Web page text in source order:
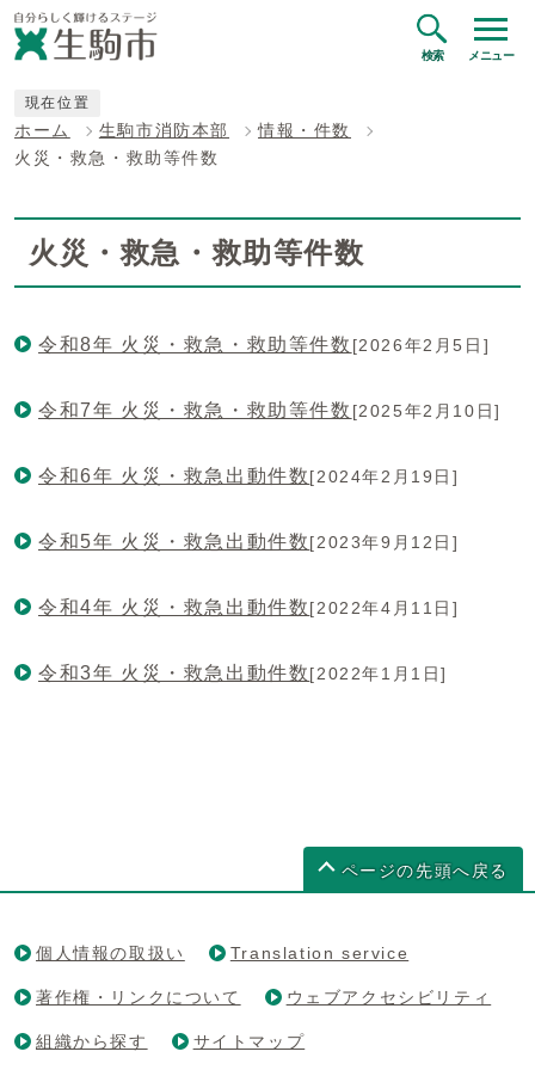
検索 メニュー
現在位置
ホーム 生駒市消防本部
情報・件数
火災・救急・救助等件数
火災・救急・救助等件数
令和8年 火災・救急・救助等件数 [2026年2月5日]
令和7年 火災・救急・救助等件数 [2025年2月10日]
令和6年 火災・救急出動件数[2024年2月19日]
令和5年 火災・救急出動件数[2023年9月12日]
令和4年 火災・救急出動件数[2022年4月11日]
令和3年 火災・救急出動件数[2022年1月1日]
ページの先頭へ戻る
個人情報の取扱い Translation service
著作権・リンクについて ウェブアクセシビリティ
組織から探す サイトマップ